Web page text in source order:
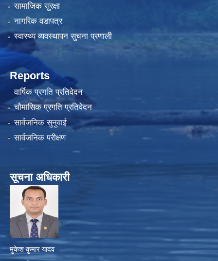
सामाजिक सुरक्षा
नागरिक वडापत्र
स्वास्थ्य व्यवस्थापन सुचना प्रणाली
Reports
वार्षिक प्रगति प्रतिवेदन
चौमासिक प्रगति प्रतिवेदन
सार्वजनिक सुनुवाई
सार्वजनिक परीक्षण
सूचना अधिकारी
मुकेश कुमार यादव